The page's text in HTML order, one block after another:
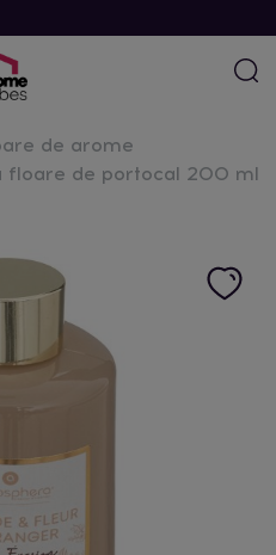
de arome
floare de portocal 200 ml